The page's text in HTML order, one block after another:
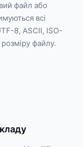
файл або
всі
8, ASCII, ISO-
файлу.